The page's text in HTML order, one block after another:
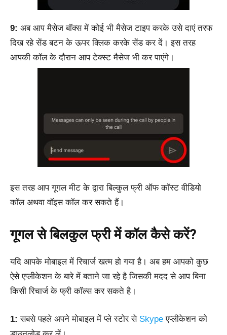
9: अब आप मैसेज बॉक्स में कोई भी मैसेज टाइप करके उसे दाएं तरफ
दिख रहे सेंड बटन के ऊपर क्लिक करके सेंड कर दें। इस तरह
आपकी कॉल के दौरान आप टेक्स्ट मैसेज भी कर पाएंगे।
इस तरह आप गूगल मीट के द्वारा बिल्कुल फ्री ऑफ कॉस्ट वीडियो
कॉल अथवा वॉइस कॉल कर सकते हैं।
गूगल से बिलकुल फ्री में कॉल कैसे करें?
यदि आपके मोबाइल में रिचार्ज खत्म हो गया है। अब हम आपको कुछ
ऐसे एप्लीकेशन के बारे में बताने जा रहे है जिसकी मदद से आप बिना
किसी रिचार्ज के फ्री कॉल्स कर सकते है।
1: सबसे पहले अपने मोबाइल में प्ले स्टोर से Skype एप्लीकेशन को